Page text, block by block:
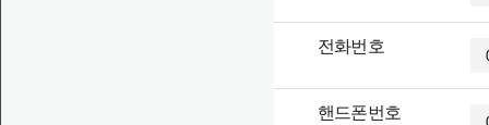
마. 국내법에 반하는 목적(외설, 저작권침해, 사행성 게임,
바. 국내법에 위배되는 자료를 링크하여 제공하는 행위
사. 기타 고객의 귀책사유로 승낙이 곤란한 경우
아. 기타 정상적인 서비스 제공이 불가능하다고 회사가 판
전화번호
핸드폰번호